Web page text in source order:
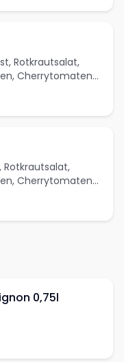
Rotkrautsalat,
Cherrytomaten
Cherrytomaten
0,75l